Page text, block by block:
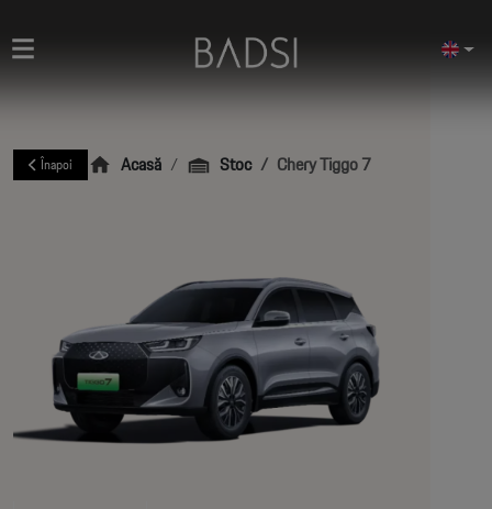
Înapoi Acasă Stoc Chery Tiggo 7